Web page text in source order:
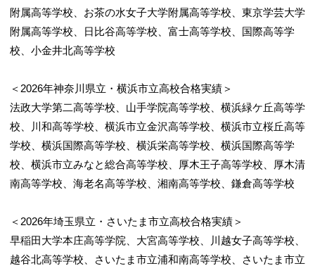
附属高等学校、お茶の水女子大学附属高等学校、東京学芸大学
附属高等学校、日比谷高等学校、富士高等学校、国際高等学
校、小金井北高等学校
＜2026年神奈川県立・横浜市立高校合格実績＞
法政大学第二高等学校、山手学院高等学校、横浜緑ケ丘高等学
校、川和高等学校、横浜市立金沢高等学校、横浜市立桜丘高等
学校、横浜国際高等学校、横浜栄高等学校、横浜国際高等学
校、横浜市立みなと総合高等学校、厚木王子高等学校、厚木清
南高等学校、海老名高等学校、湘南高等学校、鎌倉高等学校
＜2026年埼玉県立・さいたま市立高校合格実績＞
早稲田大学本庄高等学院、大宮高等学校、川越女子高等学校、
越谷北高等学校、さいたま市立浦和南高等学校、さいたま市立